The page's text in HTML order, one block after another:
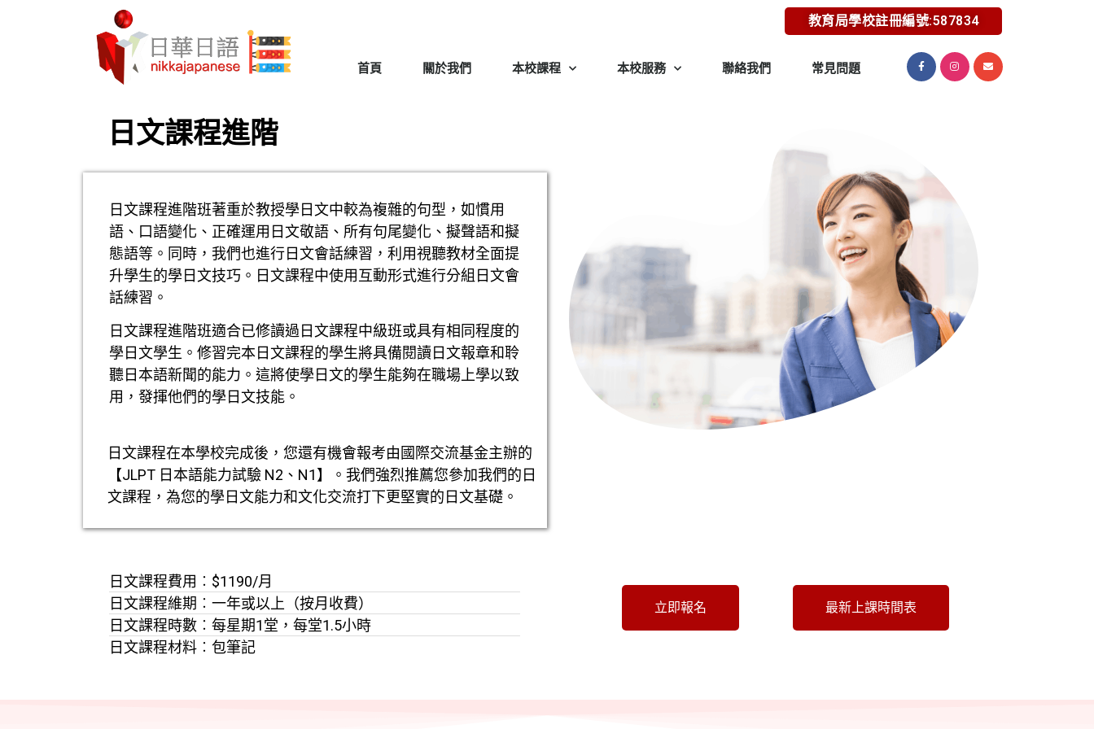
教育局學校註冊編號:587834
首頁 關於我們 本校課程 本校服務 聯絡我們 常見問題
日文課程進階
日文課程進階班著重於教授學日文中較為複雜的句型，如慣用
語、口語變化、正確運用日文敬語、所有句尾變化、擬聲語和擬
態語等。同時，我們也進行日文會話練習，利用視聽教材全面提
升學生的學日文技巧。日文課程中使用互動形式進行分組日文會
話練習。
日文課程進階班適合已修讀過日文課程中級班或具有相同程度的
學日文學生。修習完本日文課程的學生將具備閱讀日文報章和聆
聽日本語新聞的能力。這將使學日文的學生能夠在職場上學以致
用，發揮他們的學日文技能。
日文課程在本學校完成後，您還有機會報考由國際交流基金主辦的
【JLPT 日本語能力試驗 N2、N1】。我們強烈推薦您參加我們的日
文課程，為您的學日文能力和文化交流打下更堅實的日文基礎。
日文課程費用︰$1190/月
日文課程維期︰一年或以上（按月收費）
日文課程時數︰每星期1堂，每堂1.5小時
日文課程材料︰包筆記
立即報名 最新上課時間表